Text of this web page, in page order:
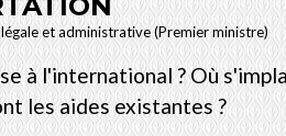
et administrative (Premier ministre)
à l'international ? Où
les aides existantes ?